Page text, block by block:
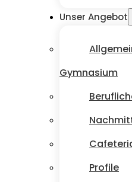
Unser Angebot
Gymnasium
Profile